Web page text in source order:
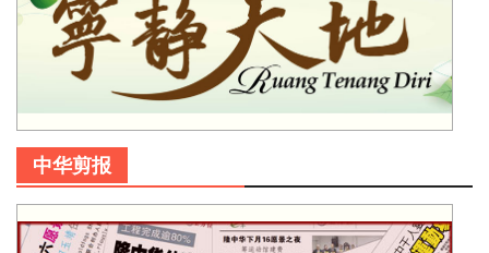
中华剪报